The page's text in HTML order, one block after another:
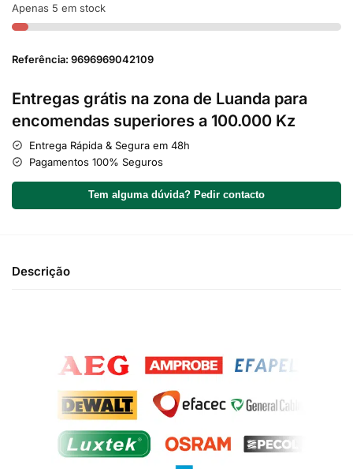
Apenas 5 em stock
Referência: 9696969042109
Entregas grátis na zona de Luanda para
encomendas superiores a 100.000 Kz
Entrega Rápida & Segura em 48h
Pagamentos 100% Seguros
Tem alguma dúvida? Pedir contacto
Descrição